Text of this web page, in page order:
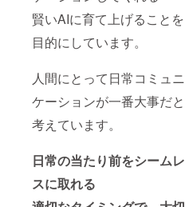
賢いAIに育て上げることを
目的にしています。
人間にとって日常コミュニ
ケーションが一番大事だと
考えています。
日常の当たり前をシームレ
スに取れる